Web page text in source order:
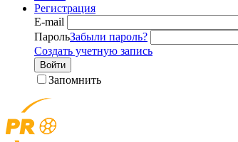
Регистрация
E-mail
ПарольЗабыли пароль?
Создать учетную запись
Войти
Запомнить